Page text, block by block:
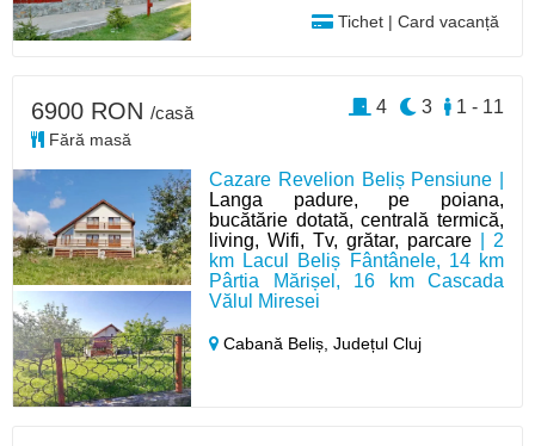
Tichet | Card vacanță
Cazare Revelion Beliș Pensiune |
Langa padure, pe poiana,
bucătărie dotată, centrală termică,
living, Wifi, Tv, grătar, parcare | 2
km Lacul Beliș Fântânele, 14 km
Pârtia Mărișel, 16 km Cascada
Vălul Miresei
Cabană Beliș,Județul Cluj
6900 RON /casă
Fără masă
1 - 11
3
4